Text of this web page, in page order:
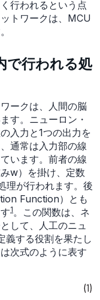
行われるという点
トワークは、MCU
で行われる処
ークは、人間の脳
す。ニューロン・
入力と1つの出力を
通常は入力部の線
います。前者の線
w）を掛け、定数
理が行われます。後
Function）とも
1。この関数は、ネ
して、人工のニュ
義する役割を果たし
次式のように表す